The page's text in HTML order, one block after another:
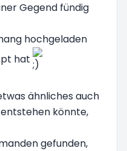
Gegend fündig
hochgeladen
hat
ähnliches auch
könnte,
gefunden,